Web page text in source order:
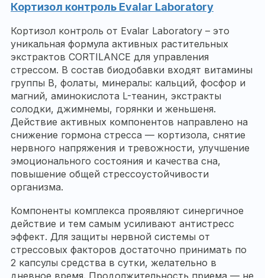
Кортизол контроль Evalar Laboratory
Кортизол контроль от Evalar Laboratory – это
уникальная формула активных растительных
экстрактов CORTILANCE для управления
стрессом. В состав биодобавки входят витамины
группы B, фолаты, минералы: кальций, фосфор и
магний, аминокислота L-теанин, экстракты
солодки, джимнемы, горянки и женьшеня.
Действие активных компонентов направлено на
снижение гормона стресса — кортизола, снятие
нервного напряжения и тревожности, улучшение
эмоционального состояния и качества сна,
повышение общей стрессоустойчивости
организма.
Компоненты комплекса проявляют синергичное
действие и тем самым усиливают антистресс
эффект. Для защиты нервной системы от
стрессовых факторов достаточно принимать по
2 капсулы средства в сутки, желательно в